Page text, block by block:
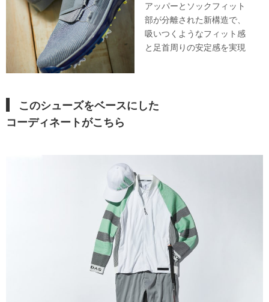
アッパーとソックフィット
部が分離された新構造で、
吸いつくようなフィット感
と足首周りの安定感を実現
このシューズをベースにした
コーディネートがこちら